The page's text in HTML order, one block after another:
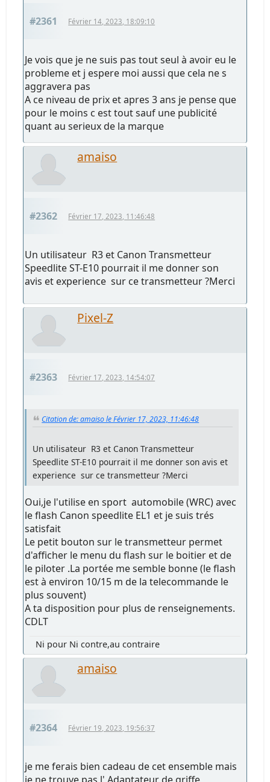
#2361 Février 14, 2023, 18:09:10
Je vois que je ne suis pas tout seul à avoir eu le
probleme et j espere moi aussi que cela ne s
aggravera pas
A ce niveau de prix et apres 3 ans je pense que
pour le moins c est tout sauf une publicité
quant au serieux de la marque
amaiso
#2362 Février 17, 2023, 11:46:48
Un utilisateur R3 et Canon Transmetteur
Speedlite ST-E10 pourrait il me donner son
avis et experience sur ce transmetteur ?Merci
Pixel-Z
#2363 Février 17, 2023, 14:54:07
Citation de: amaiso le Février 17, 2023, 11:46:48
Un utilisateur R3 et Canon Transmetteur
Speedlite ST-E10 pourrait il me donner son avis et
experience sur ce transmetteur ?Merci
Oui,je l'utilise en sport automobile (WRC) avec
le flash Canon speedlite EL1 et je suis trés
satisfait
Le petit bouton sur le transmetteur permet
d'afficher le menu du flash sur le boitier et de
le piloter .La portée me semble bonne (le flash
est à environ 10/15 m de la telecommande le
plus souvent)
A ta disposition pour plus de renseignements.
CDLT
Ni pour Ni contre,au contraire
amaiso
#2364 Février 19, 2023, 19:56:37
je me ferais bien cadeau de cet ensemble mais